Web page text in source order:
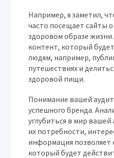
Например, я заметил,
часто посещает сайты
здоровом образе
контент, который
людям, например,
путешествиях и
здоровой пищи.
Понимание вашей
успешного бренда.
углубиться в мир
их потребности,
информация позволяет
который будет